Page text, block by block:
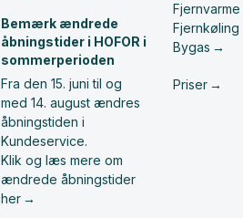
Bemærk ændrede
åbningstider i HOFOR i
sommerperioden
Fra den 15. juni til og
med 14. august ændres
åbningstiden i
Kundeservice.
Klik og læs mere om
ændrede åbningstider
her
Fjernvarme
Fjernkøling
Bygas
Priser